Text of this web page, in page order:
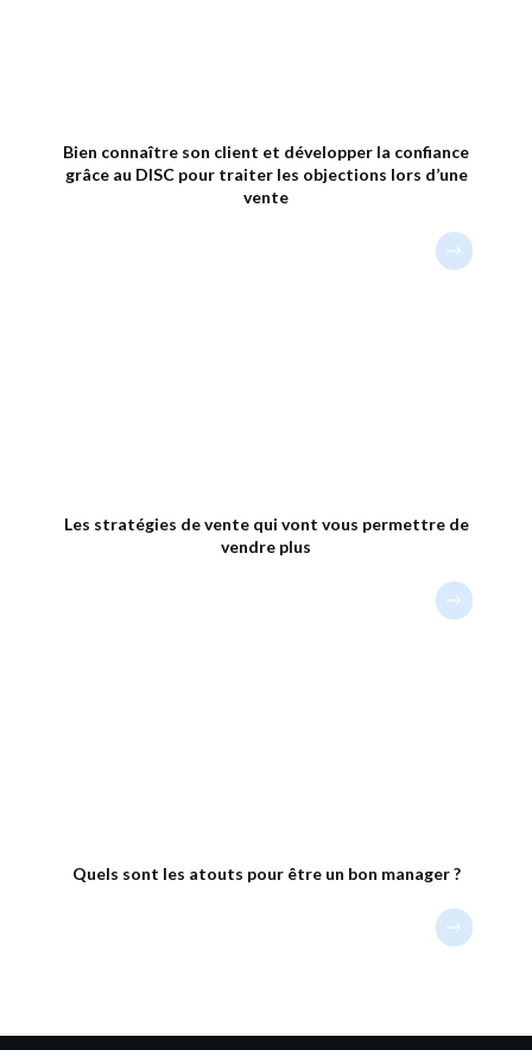
Bien connaître son client et développer la confiance
grâce au DISC pour traiter les objections lors d’une
vente
Les stratégies de vente qui vont vous permettre de
vendre plus
Quels sont les atouts pour être un bon manager ?